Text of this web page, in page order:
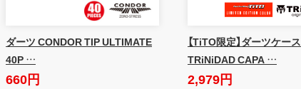
ダーツ CONDOR TIP ULTIMATE
40P …
660円
【TiTO限定】ダーツケース
TRiNiDAD CAPA …
2,979円